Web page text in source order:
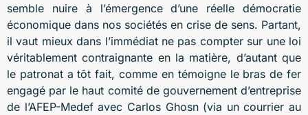
semble nuire à l’émergence d’une réelle démocratie
économique dans nos sociétés en crise de sens. Partant,
il vaut mieux dans l’immédiat ne pas compter sur une loi
véritablement contraignante en la matière, d’autant que
le patronat a tôt fait, comme en témoigne le bras de fer
engagé par le haut comité de gouvernement d’entreprise
de l’AFEP-Medef avec Carlos Ghosn (via un courrier au